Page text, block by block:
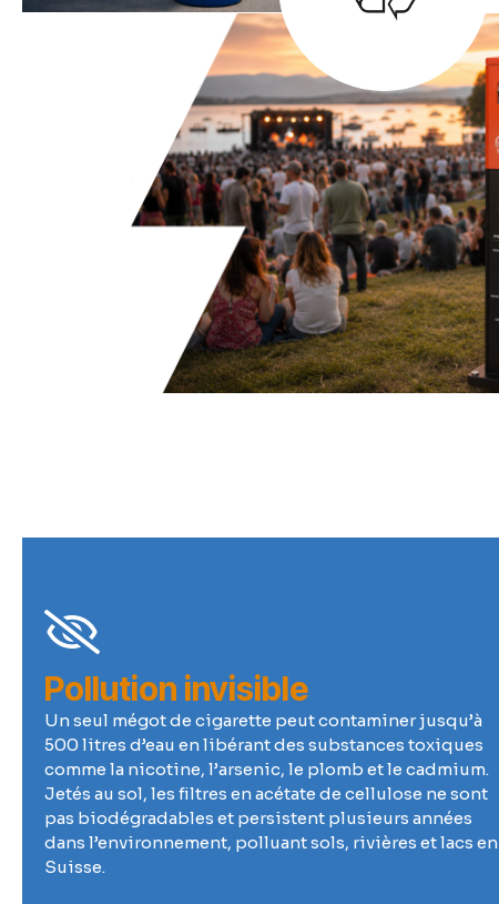
Pollution invisible
Un seul mégot de cigarette peut contaminer jusqu’à
500 litres d’eau en libérant des substances toxiques
comme la nicotine, l’arsenic, le plomb et le cadmium.
Jetés au sol, les filtres en acétate de cellulose ne sont
pas biodégradables et persistent plusieurs années
dans l’environnement, polluant sols, rivières et lacs en
Suisse.